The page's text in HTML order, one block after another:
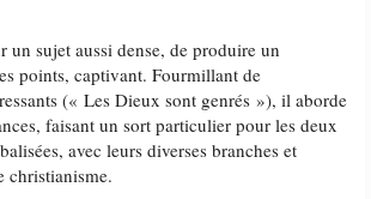
un sujet aussi dense, de produire un
points, captivant. Fourmillant de
(« Les Dieux sont genrés »), il aborde
faisant un sort particulier pour les deux
avec leurs diverses branches et
christianisme.